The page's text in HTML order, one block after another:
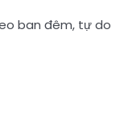
ban đêm, tự do